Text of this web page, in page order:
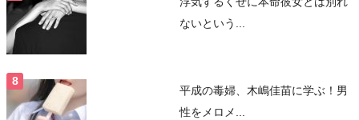
ないという...
平成の毒婦、木嶋佳苗に学ぶ！男
性をメロメ...